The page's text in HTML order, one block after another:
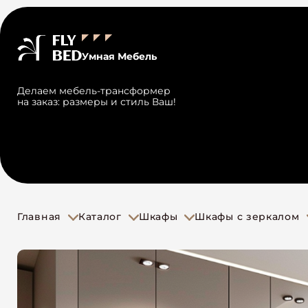
Умная Мебель
Делаем мебель-трансформер
на заказ: размеры и стиль Ваш!
Главная Каталог Шкафы Шкафы с зеркалом